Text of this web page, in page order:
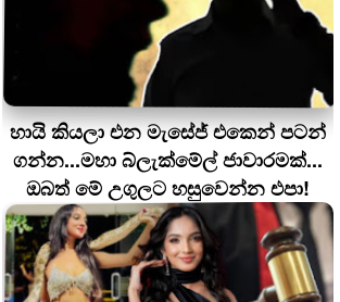
හායි කියලා එන මැසේජ් එකෙන් පටන්
ගන්න...මහා බ්ලැක්මේල් ජාවාරමක්...
ඔබත් මේ උගුලට හසුවෙන්න එපා!